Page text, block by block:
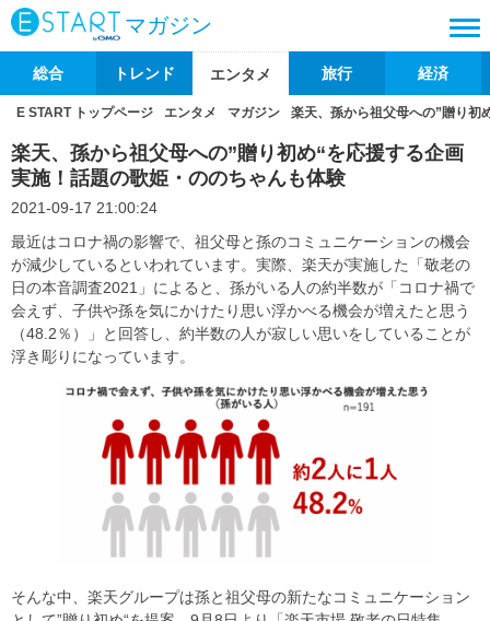
マガジン
総合 トレンド エンタメ 旅行 経済
E START トップページ エンタメ マガジン 楽天、孫から祖父母への”贈り初
楽天、孫から祖父母への”贈り初め“を応援する企画
実施！話題の歌姫・ののちゃんも体験
2021-09-17 21:00:24
最近はコロナ禍の影響で、祖父母と孫のコミュニケーションの機会
が減少しているといわれています。実際、楽天が実施した「敬老の
日の本音調査2021」によると、孫がいる人の約半数が「コロナ禍で
会えず、子供や孫を気にかけたり思い浮かべる機会が増えたと思う
（48.2％）」と回答し、約半数の人が寂しい思いをしていることが
浮き彫りになっています。
そんな中、楽天グループは孫と祖父母の新たなコミュニケーション